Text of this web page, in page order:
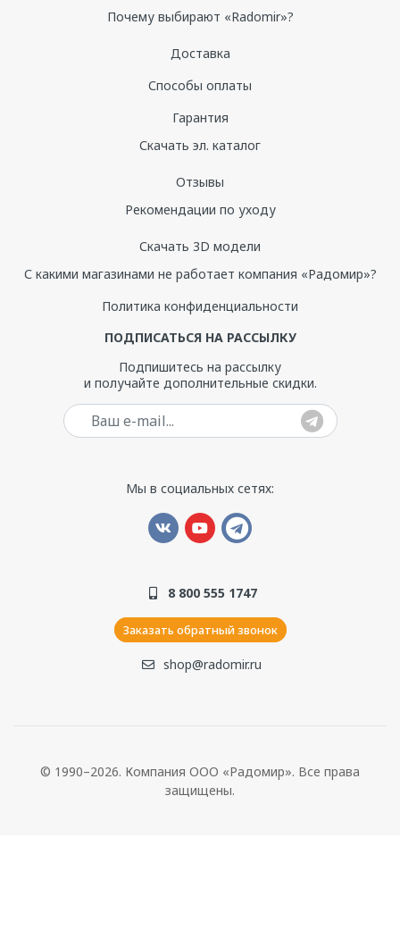
Почему выбирают «Radomir»?
Доставка
Способы оплаты
Гарантия
Скачать эл. каталог
Отзывы
Рекомендации по уходу
Скачать 3D модели
С какими магазинами не работает компания «Радомир»?
Политика конфиденциальности
ПОДПИСАТЬСЯ НА РАССЫЛКУ
Подпишитесь на рассылку
и получайте дополнительные скидки.
Мы в социальных сетях:
8 800 555 1747
Заказать обратный звонок
shop@radomir.ru
© 1990–2026. Компания ООО «Радомир». Все права
защищены.